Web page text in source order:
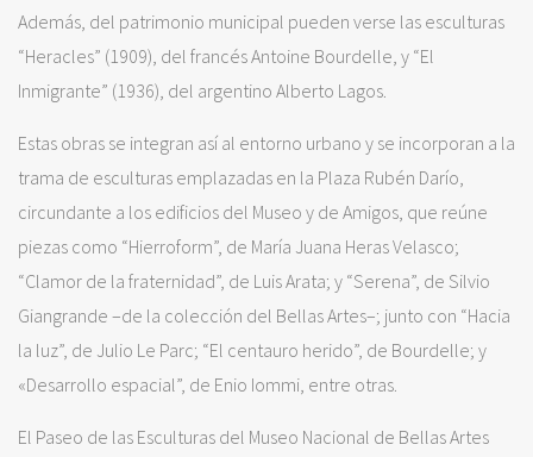
Además, del patrimonio municipal pueden verse las esculturas
“Heracles” (1909), del francés Antoine Bourdelle, y “El
Inmigrante” (1936), del argentino Alberto Lagos.
Estas obras se integran así al entorno urbano y se incorporan a la
trama de esculturas emplazadas en la Plaza Rubén Darío,
circundante a los edificios del Museo y de Amigos, que reúne
piezas como “Hierroform”, de María Juana Heras Velasco;
“Clamor de la fraternidad”, de Luis Arata; y “Serena”, de Silvio
Giangrande –de la colección del Bellas Artes–; junto con “Hacia
la luz”, de Julio Le Parc; “El centauro herido”, de Bourdelle; y
«Desarrollo espacial”, de Enio Iommi, entre otras.
El Paseo de las Esculturas del Museo Nacional de Bellas Artes